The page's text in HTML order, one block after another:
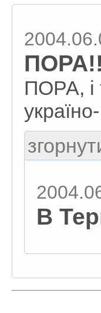
ПОРА, і
В